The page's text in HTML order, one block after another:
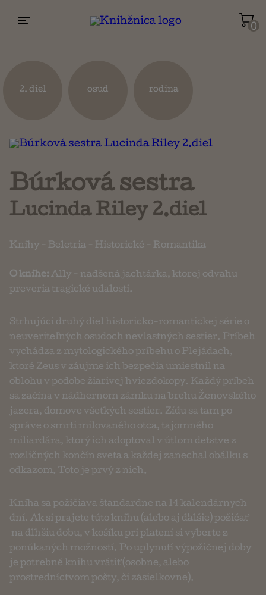
0
2. diel osud rodina
Búrková sestra
Lucinda Riley 2.diel
Knihy - Beletria - Historické - Romantika
O knihe: Ally - nadšená jachtárka, ktorej odvahu
preveria tragické udalosti.
Strhujúci druhý diel historicko-romantickej série o
neuveriteľných osudoch nevlastných sestier. Príbeh
vychádza z mytologického príbehu o Plejádach,
ktoré Zeus v záujme ich bezpečia umiestnil na
oblohu v podobe žiarivej hviezdokopy. Každý príbeh
sa začína v nádhernom zámku na brehu Ženovského
jazera, domove všetkých sestier. Zídu sa tam po
správe o smrti milovaného otca, tajomného
miliardára, ktorý ich adoptoval v útlom detstve z
rozličných končín sveta a každej zanechal obálku s
odkazom. Toto je prvý z nich.
Kniha sa požičiava štandardne na 14 kalendárnych
dní. Ak si prajete túto knihu (alebo aj ďalšie) požičať
na dlhšiu dobu, v košíku pri platení si vyberte z
ponúkaných možností. Po uplynutí výpožičnej doby
je potrebné knihu vrátiť (osobne, alebo
prostredníctvom pošty, či zásielkovne).